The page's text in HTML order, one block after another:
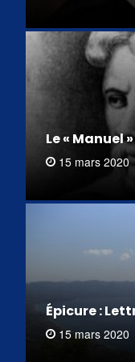
Le « Manuel
15 mars 2020
Épicure :
15 mars 2020